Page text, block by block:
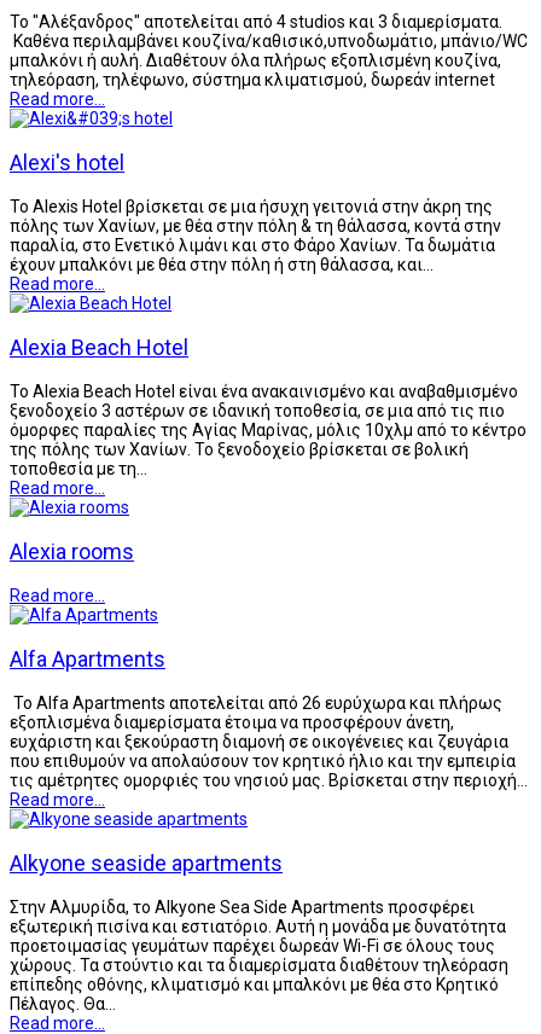
Το "Αλέξανδρος" αποτελείται από 4 studios και 3 διαμερίσματα.
Καθένα περιλαμβάνει κουζίνα/καθισικό,υπνοδωμάτιο, μπάνιο/WC
μπαλκόνι ή αυλή. Διαθέτουν όλα πλήρως εξοπλισμένη κουζίνα,
τηλεόραση, τηλέφωνο, σύστημα κλιματισμού, δωρεάν internet
Read more...
Alexi's hotel
Το Alexis Hotel βρίσκεται σε μια ήσυχη γειτονιά στην άκρη της
πόλης των Χανίων, με θέα στην πόλη & τη θάλασσα, κοντά στην
παραλία, στο Ενετικό λιμάνι και στο Φάρο Χανίων. Τα δωμάτια
έχουν μπαλκόνι με θέα στην πόλη ή στη θάλασσα, και…
Read more...
Alexia Beach Hotel
To Alexia Beach Hotel είναι ένα ανακαινισμένο και αναβαθμισμένο
ξενοδοχείο 3 αστέρων σε ιδανική τοποθεσία, σε μια από τις πιο
όμορφες παραλίες της Αγίας Μαρίνας, μόλις 10χλμ από το κέντρο
της πόλης των Χανίων. Το ξενοδοχείο βρίσκεται σε βολική
τοποθεσία με τη…
Read more...
Alexia rooms
Read more...
Alfa Apartments
Το Alfa Apartments αποτελείται από 26 ευρύχωρα και πλήρως
εξοπλισμένα διαμερίσματα έτοιμα να προσφέρουν άνετη,
ευχάριστη και ξεκούραστη διαμονή σε οικογένειες και ζευγάρια
που επιθυμούν να απολαύσουν τον κρητικό ήλιο και την εμπειρία
τις αμέτρητες ομορφιές του νησιού μας. Βρίσκεται στην περιοχή…
Read more...
Alkyone seaside apartments
Στην Αλμυρίδα, το Alkyone Sea Side Apartments προσφέρει
εξωτερική πισίνα και εστιατόριο. Αυτή η μονάδα με δυνατότητα
προετοιμασίας γευμάτων παρέχει δωρεάν Wi-Fi σε όλους τους
χώρους. Τα στούντιο και τα διαμερίσματα διαθέτουν τηλεόραση
επίπεδης οθόνης, κλιματισμό και μπαλκόνι με θέα στο Κρητικό
Πέλαγος. Θα…
Read more...